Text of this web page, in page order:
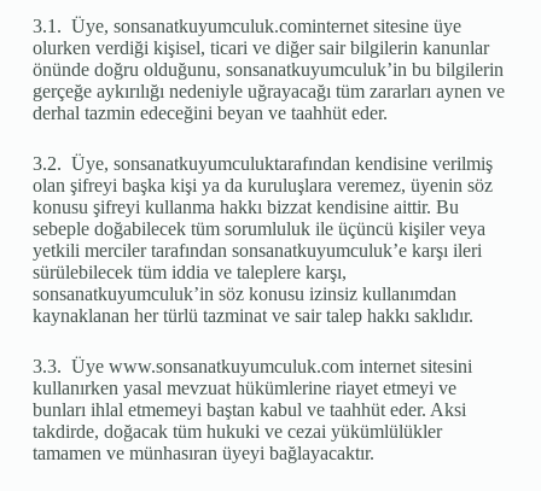
3.1. Üye, sonsanatkuyumculuk.cominternet sitesine üye
olurken verdiği kişisel, ticari ve diğer sair bilgilerin kanunlar
önünde doğru olduğunu, sonsanatkuyumculuk’in bu bilgilerin
gerçeğe aykırılığı nedeniyle uğrayacağı tüm zararları aynen ve
derhal tazmin edeceğini beyan ve taahhüt eder.
3.2. Üye, sonsanatkuyumculuktarafından kendisine verilmiş
olan şifreyi başka kişi ya da kuruluşlara veremez, üyenin söz
konusu şifreyi kullanma hakkı bizzat kendisine aittir. Bu
sebeple doğabilecek tüm sorumluluk ile üçüncü kişiler veya
yetkili merciler tarafından sonsanatkuyumculuk’e karşı ileri
sürülebilecek tüm iddia ve taleplere karşı,
sonsanatkuyumculuk’in söz konusu izinsiz kullanımdan
kaynaklanan her türlü tazminat ve sair talep hakkı saklıdır.
3.3. Üye www.sonsanatkuyumculuk.com internet sitesini
kullanırken yasal mevzuat hükümlerine riayet etmeyi ve
bunları ihlal etmemeyi baştan kabul ve taahhüt eder. Aksi
takdirde, doğacak tüm hukuki ve cezai yükümlülükler
tamamen ve münhasıran üyeyi bağlayacaktır.